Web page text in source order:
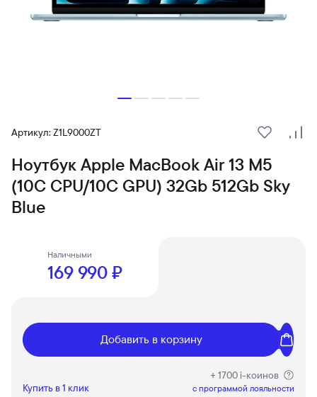
Артикул: Z1L9000ZT
В
Ноутбук Apple MacBook Air 13 M5
(10C CPU/10C GPU) 32Gb 512Gb Sky
Blue
Наличными
169 990 ₽
Добавить в корзину
Купить в 1 клик
+ 1700 i-коинов
c программой лояльности